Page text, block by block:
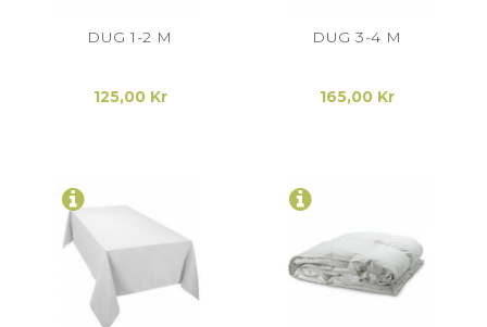
DUG 1-2 M
125,00 Kr
DUG 3-4 M
165,00 Kr